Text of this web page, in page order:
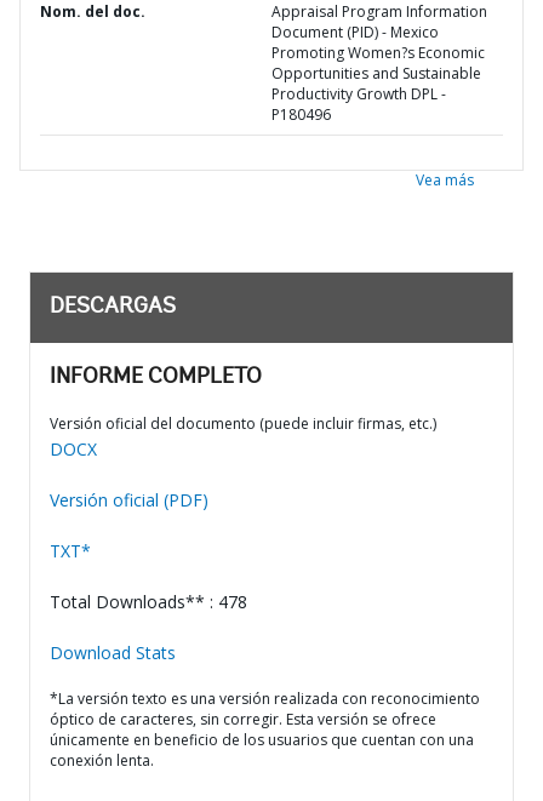
Nom. del doc.
Appraisal Program Information
Document (PID) - Mexico
Promoting Women?s Economic
Opportunities and Sustainable
Productivity Growth DPL -
P180496
Vea más
DESCARGAS
INFORME COMPLETO
Versión oficial del documento (puede incluir firmas, etc.)
DOCX
Versión oficial (PDF)
TXT*
Total Downloads** : 478
Download Stats
*La versión texto es una versión realizada con reconocimiento
óptico de caracteres, sin corregir. Esta versión se ofrece
únicamente en beneficio de los usuarios que cuentan con una
conexión lenta.